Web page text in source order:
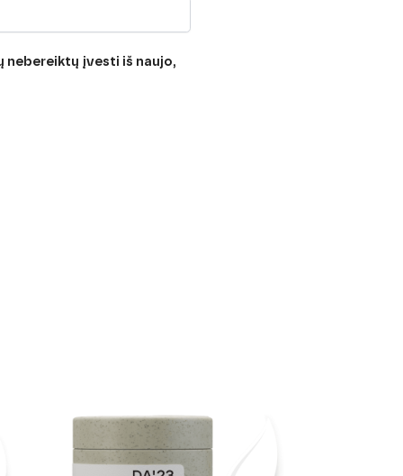
nebereiktų įvesti iš naujo,